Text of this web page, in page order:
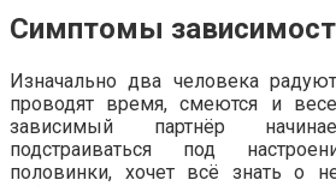
Симптомы
Изначально два человека
проводят время, смеются и
зависимый партнёр
подстраиваться под
половинки, хочет всё знать о